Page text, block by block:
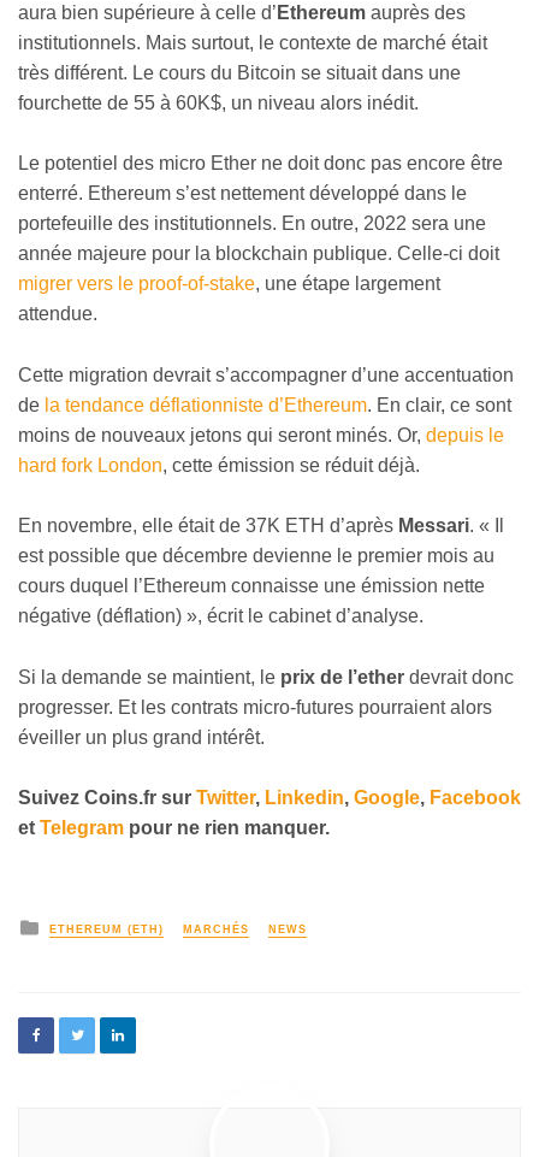
aura bien supérieure à celle d’ Ethereum auprès des
institutionnels. Mais surtout, le contexte de marché était
très différent. Le cours du Bitcoin se situait dans une
fourchette de 55 à 60K$, un niveau alors inédit.
Le potentiel des micro Ether ne doit donc pas encore être
enterré. Ethereum s’est nettement développé dans le
portefeuille des institutionnels. En outre, 2022 sera une
année majeure pour la blockchain publique. Celle-ci doit
migrer vers le proof-of-stake, une étape largement
attendue.
Cette migration devrait s’accompagner d’une accentuation
de la tendance déflationniste d’Ethereum. En clair, ce sont
moins de nouveaux jetons qui seront minés. Or, depuis le
hard fork London, cette émission se réduit déjà.
En novembre, elle était de 37K ETH d’après Messari. « Il
est possible que décembre devienne le premier mois au
cours duquel l’Ethereum connaisse une émission nette
négative (déflation) », écrit le cabinet d’analyse.
Si la demande se maintient, le prix de l’ether devrait donc
progresser. Et les contrats micro-futures pourraient alors
éveiller un plus grand intérêt.
Suivez Coins.fr sur Twitter, Linkedin, Google, Facebook
et Telegram pour ne rien manquer.
ETHEREUM (ETH) MARCHÉS NEWS